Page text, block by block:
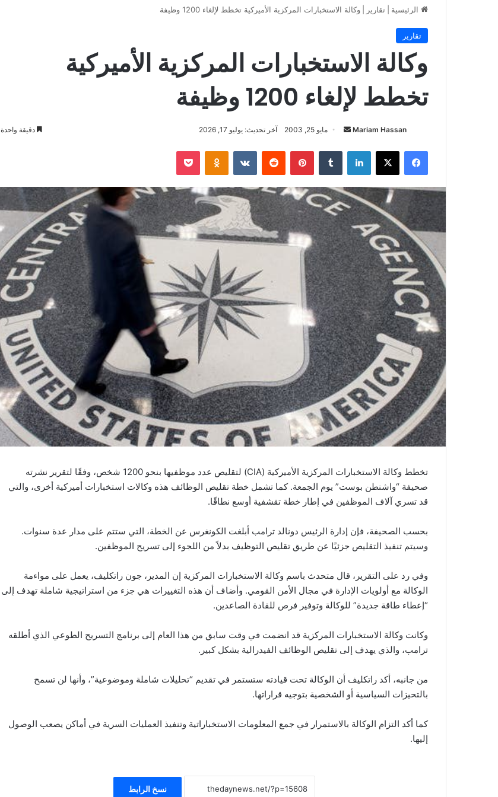
الرئيسية تقارير وكالة الاستخبارات المركزية الأميركية تخطط لإلغاء 1200 وظيفة
تقارير
وكالة الاستخبارات المركزية الأميركية
تخطط لإلغاء 1200 وظيفة
Mariam Hassan
أرسل
إلكترونيا
مايو 25, 2003 آخر تحديث: يوليو 17, 2026 دقيقة واحدة
فيسبوك ‫X لينكدإن بينتيريست Odnoklassniki
‫Pocket
تخطط وكالة الاستخبارات المركزية الأميركية (CIA) لتقليص عدد موظفيها بنحو 1200 شخص، وفقًا لتقرير نشرته
صحيفة “واشنطن بوست” يوم الجمعة. كما تشمل خطة تقليص الوظائف هذه وكالات استخبارات أميركية أخرى، والتي
قد تسري آلاف الموظفين في إطار خطة تقشفية أوسع نطاقًا.
بحسب الصحيفة، فإن إدارة الرئيس دونالد ترامب أبلغت الكونغرس عن الخطة، التي ستتم على مدار عدة سنوات.
وسيتم تنفيذ التقليص جزئيًا عن طريق تقليص التوظيف بدلاً من اللجوء إلى تسريح الموظفين.
وفي رد على التقرير، قال متحدث باسم وكالة الاستخبارات المركزية إن المدير، جون راتكليف، يعمل على مواءمة
الوكالة مع أولويات الإدارة في مجال الأمن القومي. وأضاف أن هذه التغييرات هي جزء من استراتيجية شاملة تهدف إلى
“إعطاء طاقة جديدة” للوكالة وتوفير فرص للقادة الصاعدين.
وكانت وكالة الاستخبارات المركزية قد انضمت في وقت سابق من هذا العام إلى برنامج التسريح الطوعي الذي أطلقه
ترامب، والذي يهدف إلى تقليص الوظائف الفيدرالية بشكل كبير.
من جانبه، أكد راتكليف أن الوكالة تحت قيادته ستستمر في تقديم “تحليلات شاملة وموضوعية”، وأنها لن تسمح
بالتحيزات السياسية أو الشخصية بتوجيه قراراتها.
كما أكد التزام الوكالة بالاستمرار في جمع المعلومات الاستخباراتية وتنفيذ العمليات السرية في أماكن يصعب الوصول
إليها.
نسخ الرابط